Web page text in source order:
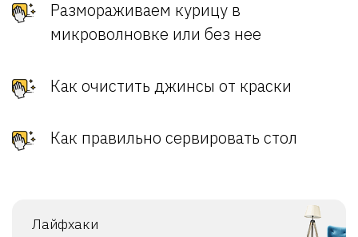
Размораживаем курицу в
микроволновке или без нее
Как очистить джинсы от краски
Как правильно сервировать стол
Лайфхаки